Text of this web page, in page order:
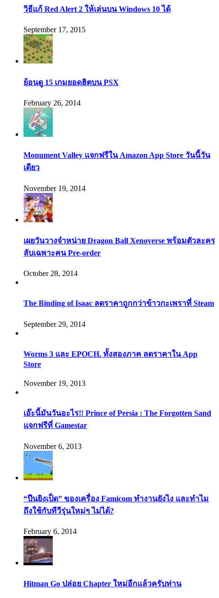
วิธีแก้ Red Alert 2 ให้เล่นบน Windows 10 ได้
September 17, 2015
ย้อนดู 15 เกมยอดฮิตบน PSX
February 26, 2014
Monument Valley แจกฟรีใน Amazon App Store วันนี้วัน
เดียว
November 19, 2014
เผยวันวางจำหน่าย Dragon Ball Xenoverse พร้อมตัวละคร
ลับเฉพาะคน Pre-order
October 28, 2014
The Binding of Isaac ลดราคาถูกกว่าข้าวกะเพราที่ Steam
September 29, 2014
Worms 3 และ EPOCH. ทั้งสองภาค ลดราคาใน App
Store
November 19, 2013
เอ๊ะนี้มันวันอะไร!! Prince of Persia : The Forgotten Sand
แจกฟรีที่ Gamestar
November 6, 2013
“ปืนยิงเป็ด” ของเครื่อง Famicom ทำงานยังไง และทำไม
ถึงใช้กับทีวีรุ่นใหม่ๆ ไม่ได้?
February 6, 2014
Hitman Go ปล่อย Chapter ใหม่อีกแล้วครับท่าน